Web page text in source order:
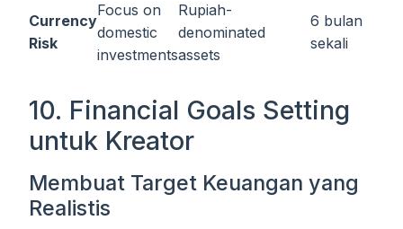
Currency
Risk
Focus on
domestic
investments
Rupiah-
denominated
assets
6 bulan
sekali
10. Financial Goals Setting
untuk Kreator
Membuat Target Keuangan yang
Realistis